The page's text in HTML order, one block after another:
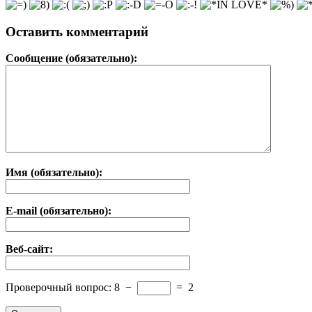
Оставить комментарий
Сообщение (обязательно):
Имя (обязательно):
E-mail (обязательно):
Веб-сайт:
Проверочный вопрос: 8 − = 2